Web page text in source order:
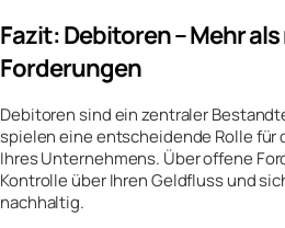
Fazit: Debitoren – Mehr
Forderungen
Debitoren sind ein zentraler
spielen eine entscheidende Rolle
Ihres Unternehmens. Über offene
Kontrolle über Ihren Geldfluss und
nachhaltig.